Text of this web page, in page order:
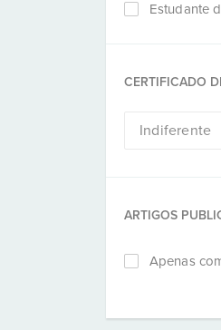
Estudante
CERTIFICADO
ARTIGOS
Apenas